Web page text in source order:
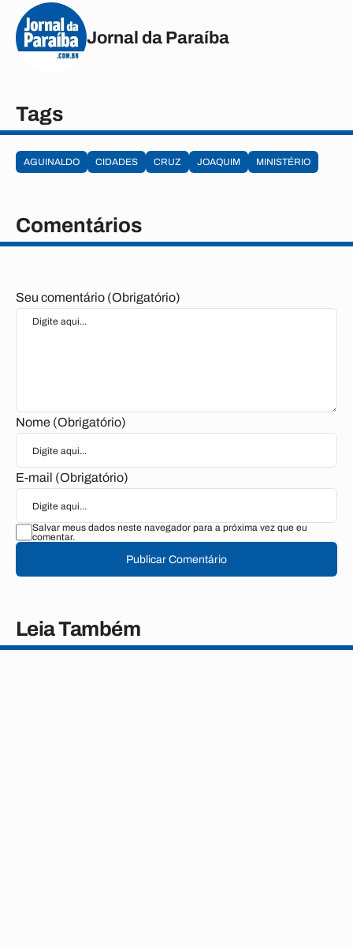
Jornal da Paraíba
Tags
AGUINALDO CIDADES CRUZ JOAQUIM MINISTÉRIO
Comentários
Seu comentário (Obrigatório)
Nome (Obrigatório)
E-mail (Obrigatório)
Salvar meus dados neste navegador para a próxima vez que eu
comentar.
Publicar Comentário
Leia Também